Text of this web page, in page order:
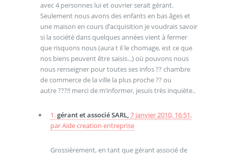
avec 4 personnes lui et ouvrier serait gérant.
Seulement nous avons des enfants en bas âges et
une maison en cours d’acquisition je voudrais savoir
si la société dans quelques années vient à fermer
que risquons nous (aura t il le chomage, est ce que
nos biens peuvent être saisis...) où pouvons nous
nous renseigner pour toutes ses infos ?? chambre
de commerce de la ville la plus proche ?? ou
autre ???!! merci de m’informer, jesuis très inquiète..
1.gérant et associé SARL,7 janvier 2010, 16:51,
parAide creation entreprise
Grossièrement, en tant que gérant associé de